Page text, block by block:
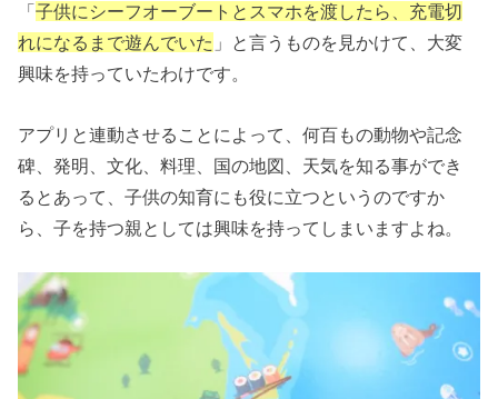
「子供にシーフオーブートとスマホを渡したら、充電切
れになるまで遊んでいた 」と言うものを見かけて、大変
興味を持っていたわけです。
アプリと連動させることによって、何百もの動物や記念
碑、発明、文化、料理、国の地図、天気を知る事ができ
るとあって、子供の知育にも役に立つというのですか
ら、子を持つ親としては興味を持ってしまいますよね。